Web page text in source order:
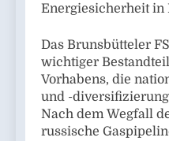
Energiesicherheit in
Das Brunsbütteler
wichtiger
Vorhabens, die
und -
Nach dem Wegfall
russische